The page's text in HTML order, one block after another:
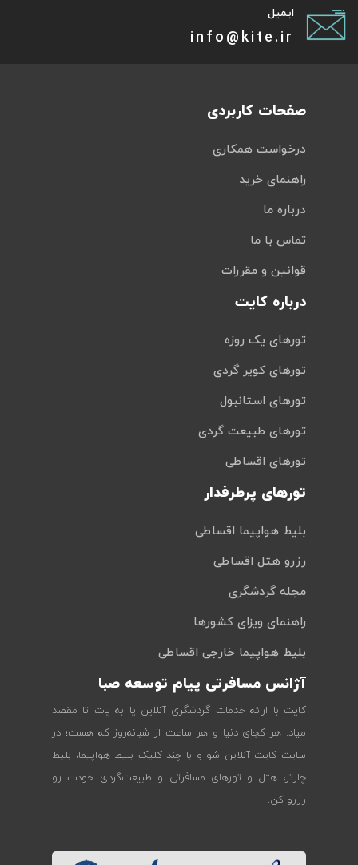
ایمیل
info@kite.ir
صفحات کاربردی
درخواست همکاری
راهنمای خرید
درباره ما
تماس با ما
قوانین و مقررات
درباره کایت
تورهای یک روزه
تورهای کویر گردی
تورهای استانبول
تورهای طبیعت گردی
تورهای اقساطی
تورهای پرطرفدار
بلیط هواپیما اقساطی
رزرو هتل اقساطی
مجله گردشگری
راهنمای ویزای کشورها
بلیط هواپیما خارجی اقساطی
آژانس مسافرتی پیام توسعه صبا
کایت با ارائه خدمات گردشگری آنلاین پا به پات تا مقصد
میاد. هر کجای دنیا و هر ساعت از شبانه‌روز که هست؛ در
سایت کایت آنلاین شو و با چند کلیک بلیط هواپیما، بلیط
چارتر، هتل و تورهای مسافرتی و طبیعت‌گردی خودت رو
رزرو کن.